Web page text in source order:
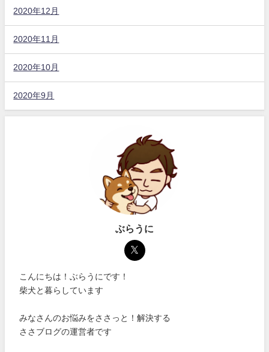
2020年12月
2020年11月
2020年10月
2020年9月
ぶらうに
こんにちは！ぶらうにです！
柴犬と暮らしています
みなさんのお悩みをささっと！解決する
ささブログの運営者です